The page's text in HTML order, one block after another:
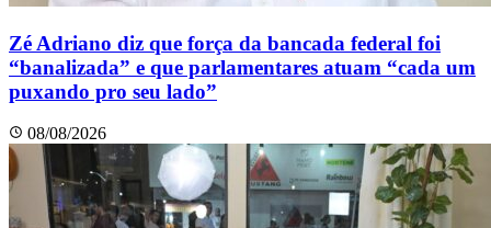
Zé Adriano diz que força da bancada federal foi
“banalizada” e que parlamentares atuam “cada um
puxando pro seu lado”
08/08/2026